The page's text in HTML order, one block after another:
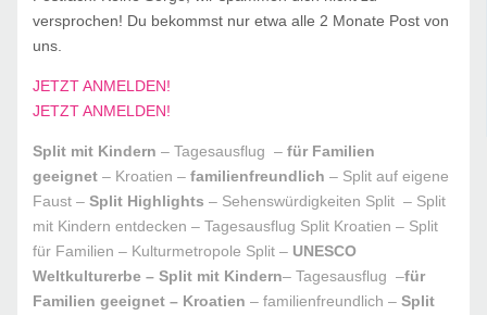
versprochen! Du bekommst nur etwa alle 2 Monate Post von
uns.
JETZT ANMELDEN!
JETZT ANMELDEN!
Split mit Kindern – Tagesausflug – für Familien
geeignet – Kroatien – familienfreundlich – Split auf eigene
Faust – Split Highlights – Sehenswürdigkeiten Split – Split
mit Kindern entdecken – Tagesausflug Split Kroatien – Split
für Familien – Kulturmetropole Split – UNESCO
Weltkulturerbe – Split mit Kindern– Tagesausflug –für
Familien geeignet – Kroatien – familienfreundlich –Split